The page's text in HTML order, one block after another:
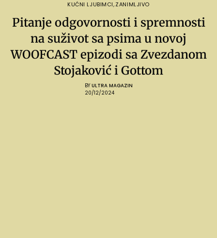
KUĆNI LJUBIMCI,ZANIMLJIVO
Pitanje odgovornosti i spremnosti
na suživot sa psima u novoj
WOOFCAST epizodi sa Zvezdanom
Stojaković i Gottom
BY ULTRA MAGAZIN
20/12/2024